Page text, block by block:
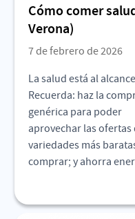
Cómo comer
Verona)
7 de febrero de 2026
La salud está al
Recuerda: haz la
genérica para poder
aprovechar las
variedades más
comprar; y ahorra